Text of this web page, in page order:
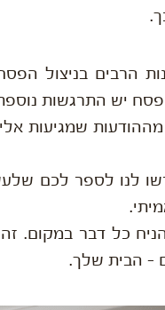
הרבים בניצול
יש התרגשות
שמגיעות
לנו לספר לכם
כל דבר במקום. זה
– הבית שלך.